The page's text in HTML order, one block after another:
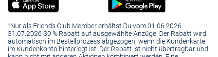
¹Nur als Friends Club Member erhältst Du vom 01.06.2026 -
31.07.2026 30 % Rabatt auf ausgewählte Anzüge. Der Rabatt wird
automatisch im Bestellprozess abgezogen, wenn die Kundenkarte
im Kundenkonto hinterlegt ist. Der Rabatt ist nicht übertragbar und